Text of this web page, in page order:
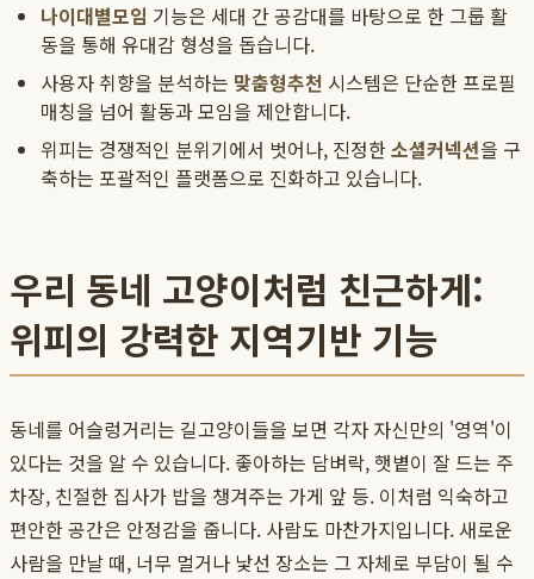
나이대별모임 기능은 세대 간 공감대를 바탕으로 한 그룹 활
동을 통해 유대감 형성을 돕습니다.
사용자 취향을 분석하는 맞춤형추천 시스템은 단순한 프로필
매칭을 넘어 활동과 모임을 제안합니다.
위피는 경쟁적인 분위기에서 벗어나, 진정한소셜커넥션을 구
축하는 포괄적인 플랫폼으로 진화하고 있습니다.
우리 동네 고양이처럼 친근하게:
위피의 강력한 지역기반 기능
동네를 어슬렁거리는 길고양이들을 보면 각자 자신만의 '영역'이
있다는 것을 알 수 있습니다. 좋아하는 담벼락, 햇볕이 잘 드는 주
차장, 친절한 집사가 밥을 챙겨주는 가게 앞 등. 이처럼 익숙하고
편안한 공간은 안정감을 줍니다. 사람도 마찬가지입니다. 새로운
사람을 만날 때, 너무 멀거나 낯선 장소는 그 자체로 부담이 될 수